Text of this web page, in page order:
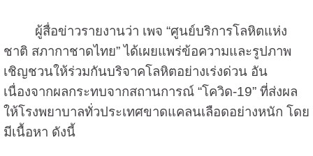
ผู้สื่อข่าวรายงานว่า เพจ “ศูนย์บริการโลหิตแห่ง
ชาติ สภากาชาดไทย” ได้เผยแพร่ข้อความและรูปภาพ
เชิญชวนให้ร่วมกันบริจาคโลหิตอย่างเร่งด่วน อัน
เนื่องจากผลกระทบจากสถานการณ์ “โควิด-19” ที่ส่งผล
ให้โรงพยาบาลทั่วประเทศขาดแคลนเลือดอย่างหนัก โดย
มีเนื้อหา ดังนี้